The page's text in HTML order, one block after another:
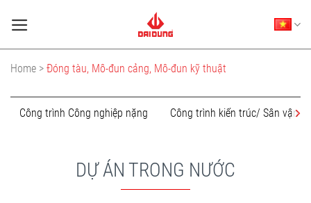
Home > Đóng tàu, Mô-đun cảng, Mô-đun kỹ thuật
Công trình Công nghiệp nặng Công trình kiến trúc/ Sân vận
DỰ ÁN TRONG NƯỚC